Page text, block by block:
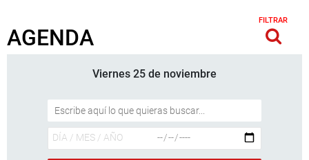
AGENDA
FILTRAR
Viernes 25 de noviembre